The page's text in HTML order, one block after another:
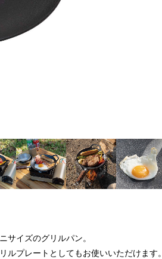
サイズのグリルパン。
プレートとしてもお使いいただけます。